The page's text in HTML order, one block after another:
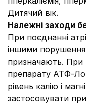
Дитячий вік.
Належні заходи
При поєднанні
іншими
призначають. При
препарату АТФ-
рівень калію і
застосовувати при